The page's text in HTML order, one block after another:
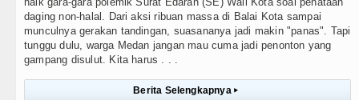
daging non-halal. Dari aksi ribuan massa di Balai Kota sampai
munculnya gerakan tandingan, suasananya jadi makin "panas". Tapi
tunggu dulu, warga Medan jangan mau cuma jadi penonton yang
gampang disulut. Kita harus . . .
Berita Selengkapnya ▸